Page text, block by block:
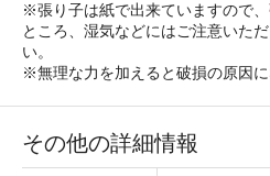
※張り子は紙で出来ていますので
ところ、湿気などにはご注意いた
い。
※無理な力を加えると破損の原因に
その他の詳細情報